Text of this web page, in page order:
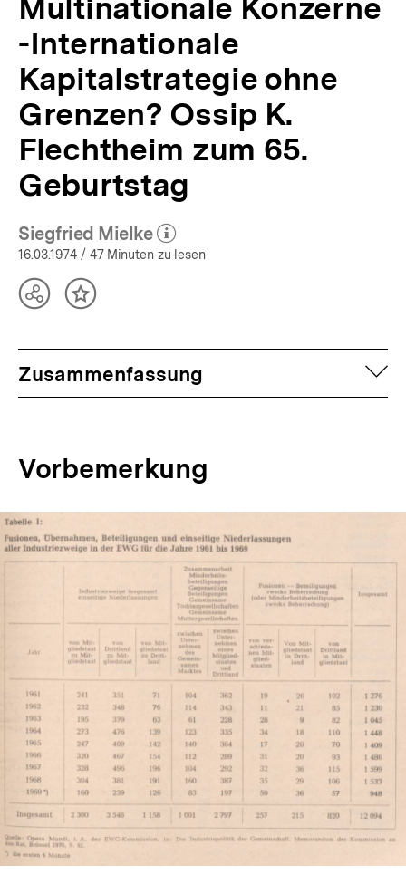
Multinationale Konzerne
-Internationale
Kapitalstrategie ohne
Grenzen? Ossip K.
Flechtheim zum 65.
Geburtstag
Siegfried Mielke
(Mehr zum Autor)
öffnen
16.03.1974 / 47 Minuten zu lesen
TeilenInhalt
Zusammenfassung
Vorbemerkung
Lightbox
öffnen